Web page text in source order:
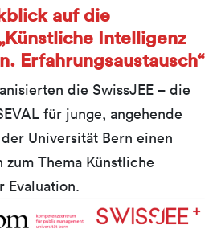
auf die
Intelligenz
Erfahrungsaustausch“
die SwissJEE – die
für junge, angehende
Universität Bern einen
zum Thema Künstliche
Evaluation.